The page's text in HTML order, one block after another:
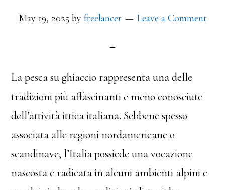
May 19, 2025 by freelancer Leave a Comment
La pesca su ghiaccio rappresenta una delle
tradizioni più affascinanti e meno conosciute
dell’attività ittica italiana. Sebbene spesso
associata alle regioni nordamericane o
scandinave, l’Italia possiede una vocazione
nascosta e radicata in alcuni ambienti alpini e